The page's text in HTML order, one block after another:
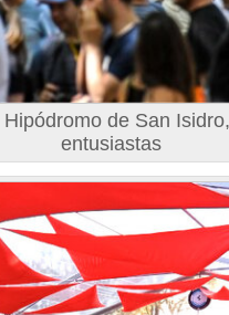
de San
entusiastas